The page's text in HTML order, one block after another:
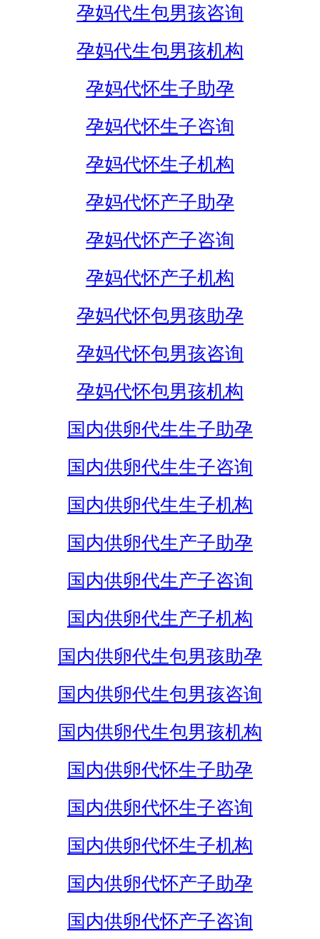
孕妈代生包男孩咨询
孕妈代生包男孩机构
孕妈代怀生子助孕
孕妈代怀生子咨询
孕妈代怀生子机构
孕妈代怀产子助孕
孕妈代怀产子咨询
孕妈代怀产子机构
孕妈代怀包男孩助孕
孕妈代怀包男孩咨询
孕妈代怀包男孩机构
国内供卵代生生子助孕
国内供卵代生生子咨询
国内供卵代生生子机构
国内供卵代生产子助孕
国内供卵代生产子咨询
国内供卵代生产子机构
国内供卵代生包男孩助孕
国内供卵代生包男孩咨询
国内供卵代生包男孩机构
国内供卵代怀生子助孕
国内供卵代怀生子咨询
国内供卵代怀生子机构
国内供卵代怀产子助孕
国内供卵代怀产子咨询